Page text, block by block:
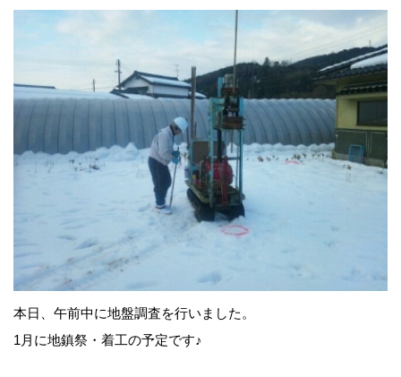
本日、午前中に地盤調査を行いました。
1月に地鎮祭・着工の予定です♪